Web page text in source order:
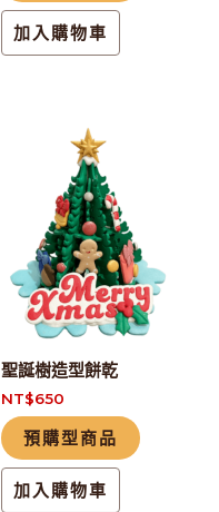
加入購物車
聖誕樹造型餅乾
NT$650
預購型商品
加入購物車